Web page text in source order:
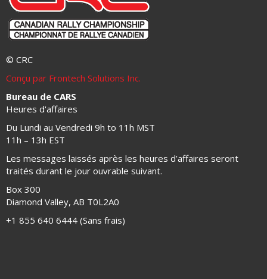
© CRC
Conçu par Frontech Solutions Inc.
Bureau de CARS
Heures d'affaires
Du Lundi au Vendredi 9h to 11h MST
11h – 13h EST
Les messages laissés après les heures d’affaires seront
traités durant le jour ouvrable suivant.
Box 300
Diamond Valley, AB T0L2A0
+1 855 640 6444 (Sans frais)